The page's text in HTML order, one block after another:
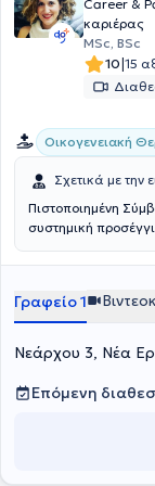
Career &
καριέρας
MSc, BSc
10|15
Οικογενειακή
Σχετικά με την
Πιστοποιημένη
συστημική
Γραφείο 1
Νεάρχου 3, Νέα
Επόμενη